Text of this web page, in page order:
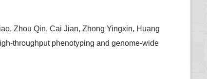
Zhou Qin, Cai Jian, Zhong Yingxin, Huang
throughput phenotyping and genome-wide